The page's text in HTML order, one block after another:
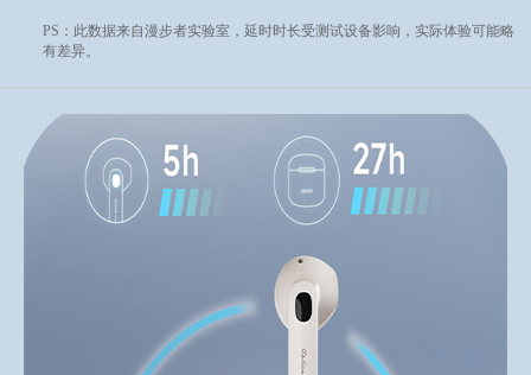
PS：此数据来自漫步者实验室，延时时长受测试设备影响，实际体验可能略
有差异。